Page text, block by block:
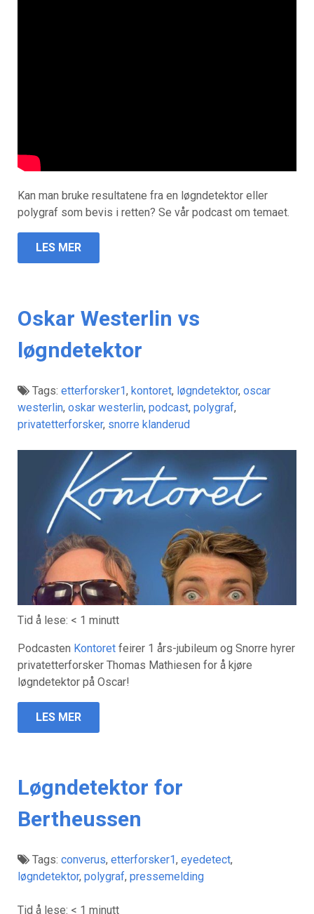
Kan man bruke resultatene fra en løgndetektor eller
polygraf som bevis i retten? Se vår podcast om temaet.
LES MER
Oskar Westerlin vs
løgndetektor
Tags: etterforsker1, kontoret, løgndetektor, oscar
westerlin, oskar westerlin, podcast, polygraf,
privatetterforsker, snorre klanderud
Tid å lese: < 1 minutt
Podcasten Kontoret feirer 1 års-jubileum og Snorre hyrer
privatetterforsker Thomas Mathiesen for å kjøre
løgndetektor på Oscar!
LES MER
Løgndetektor for
Bertheussen
Tags: converus, etterforsker1, eyedetect,
løgndetektor, polygraf, pressemelding
Tid å lese: < 1 minutt